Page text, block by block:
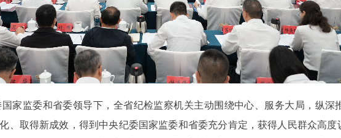
监委和省委领导下，全省纪检监察机关主动围绕中心、服务大局，纵深
、取得新成效，得到中央纪委国家监委和省委充分肯定，获得人民群众高度